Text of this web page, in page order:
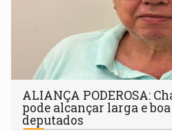
ALIANÇA PODEROSA:
pode alcançar larga e
deputados